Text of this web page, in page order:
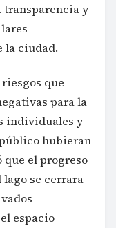
transparencia y
la ciudad.
que
para la
individuales y
hubieran
que el progreso
lago se cerrara
espacio